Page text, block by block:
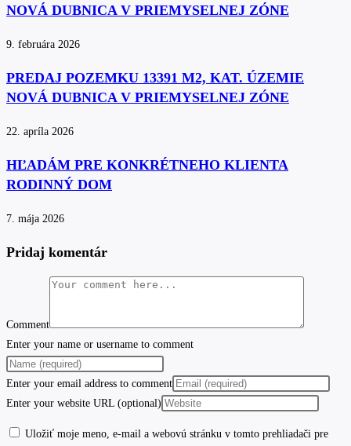
NOVÁ DUBNICA V PRIEMYSELNEJ ZÓNE
9. februára 2026
PREDAJ POZEMKU 13391 M2, KAT. ÚZEMIE
NOVÁ DUBNICA V PRIEMYSELNEJ ZÓNE
22. apríla 2026
HĽADÁM PRE KONKRÉTNEHO KLIENTA
RODINNÝ DOM
7. mája 2026
Pridaj komentár
Comment
Enter your name or username to comment
Enter your email address to comment
Enter your website URL (optional)
Uložiť moje meno, e-mail a webovú stránku v tomto prehliadači pre